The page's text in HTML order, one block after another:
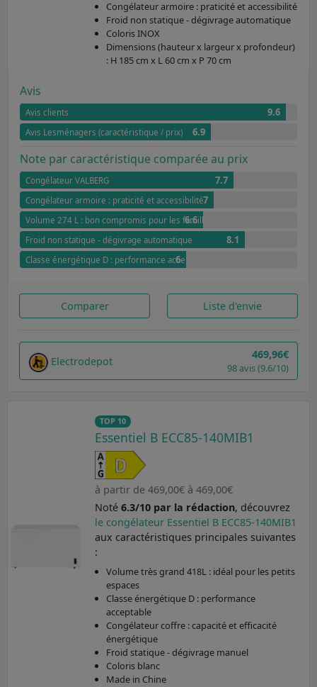
Congélateur armoire : praticité et accessibilité
Froid non statique - dégivrage automatique
Coloris INOX
Dimensions (hauteur x largeur x profondeur)
: H 185 cm x L 60 cm x P 70 cm
Avis
Avis clients 9.6
Avis Lesménagers (caractéristique / prix) 6.9
Note par caractéristique comparée au prix
Congélateur VALBERG 7.7
Congélateur armoire : praticité et accessibilité7
Volume 274 L : bon compromis pour les familles
6.6
Froid non statique - dégivrage automatique 8.1
Classe énergétique D : performance acceptable
6
Comparer Liste d'envie
Electrodepot 469,96€
98 avis (9.6/10)
TOP 10
Essentiel B ECC85-140MIB1
à partir de 469,00€ à 469,00€
Noté 6.3/10 par la rédaction, découvrez
le congélateur Essentiel B ECC85-140MIB1
aux caractéristiques principales suivantes
:
Volume très grand 418L : idéal pour les petits
espaces
Classe énergétique D : performance
acceptable
Congélateur coffre : capacité et efficacité
énergétique
Froid statique - dégivrage manuel
Coloris blanc
Made in Chine